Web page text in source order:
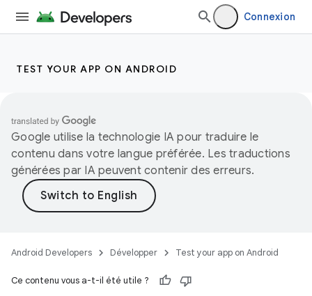
Connexion
TEST YOUR APP ON ANDROID
Google utilise la technologie IA pour traduire le
contenu dans votre langue préférée. Les traductions
générées par IA peuvent contenir des erreurs.
Android Developers Développer Test your app on Android
Ce contenu vous a-t-il été utile ?